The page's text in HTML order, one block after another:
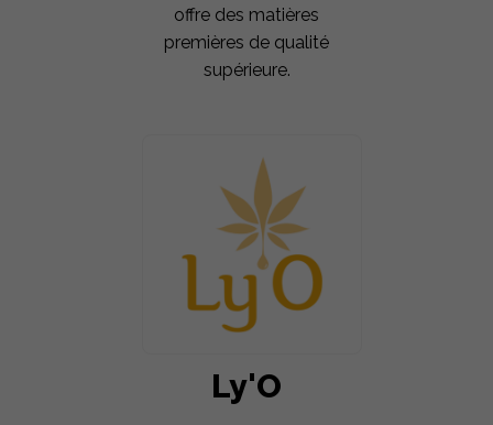
offre des matières
premières de qualité
supérieure.
Ly'O